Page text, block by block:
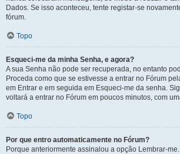
Dados. Se isso aconteceu, tente registar-se
fórum.
Topo
Esqueci-me da minha Senha, e agora?
A sua Senha não pode ser recuperada, no entanto
Proceda como que se estivesse a entrar no Fórum
em Entrar e em seguida em Esqueci-me da senha.
voltará a entrar no Fórum em poucos minutos, com
Topo
Por que entro automaticamente no Fórum?
Porque anteriormente assinalou a opção Lembrar-